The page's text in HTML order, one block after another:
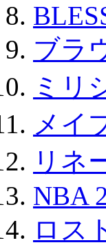
ブラ
ミリ
メイ
リネ
NBA
ロス